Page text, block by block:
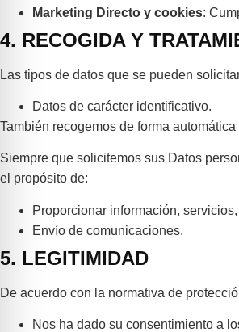
Marketing Directo y cookies:
4. RECOGIDA Y
Las tipos de datos que se pueden
Datos de carácter identificativo.
También recogemos de forma
Siempre que solicitemos sus Datos
el propósito de:
Proporcionar información,
Envío de comunicaciones.
5. LEGITIMIDAD
De acuerdo con la normativa de
Nos ha dado su consentimiento a